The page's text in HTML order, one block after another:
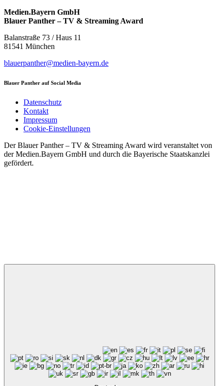
Medien.Bayern GmbH
Blauer Panther – TV & Streaming Award
Balanstraße 73 / Haus 11
81541 München
blauerpanther@medien-bayern.de
Blauer Panther auf Social Media
Datenschutz
Kontakt
Impressum
Cookie-Einstellungen
Der Blauer Panther – TV & Streaming Award wird veranstaltet von
der Medien.Bayern GmbH und durch die Bayerische Staatskanzlei
gefördert.